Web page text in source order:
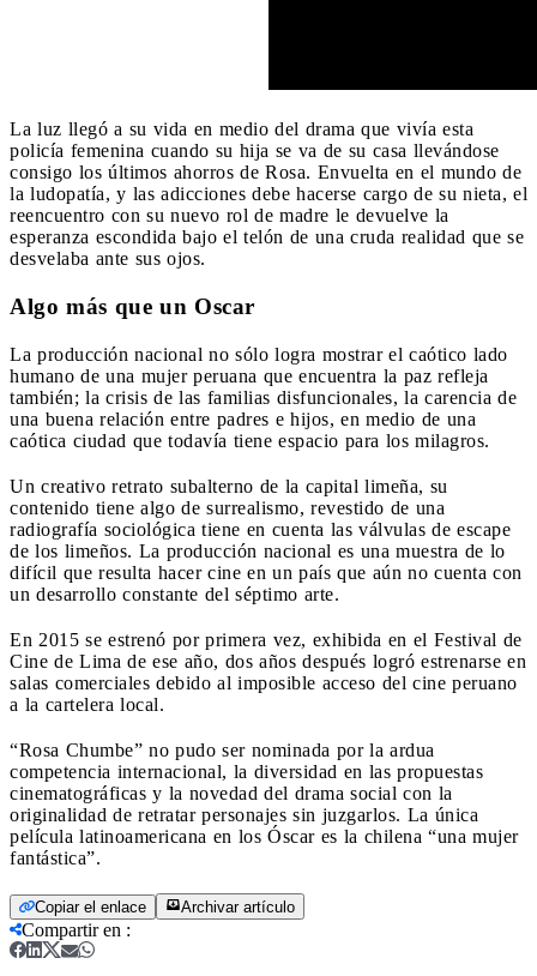
La luz llegó a su vida en medio del drama que vivía esta
policía femenina cuando su hija se va de su casa llevándose
consigo los últimos ahorros de Rosa. Envuelta en el mundo de
la ludopatía, y las adicciones debe hacerse cargo de su nieta, el
reencuentro con su nuevo rol de madre le devuelve la
esperanza escondida bajo el telón de una cruda realidad que se
desvelaba ante sus ojos.
Algo más que un Oscar
La producción nacional no sólo logra mostrar el caótico lado
humano de una mujer peruana que encuentra la paz refleja
también; la crisis de las familias disfuncionales, la carencia de
una buena relación entre padres e hijos, en medio de una
caótica ciudad que todavía tiene espacio para los milagros.
Un creativo retrato subalterno de la capital limeña, su
contenido tiene algo de surrealismo, revestido de una
radiografía sociológica tiene en cuenta las válvulas de escape
de los limeños. La producción nacional es una muestra de lo
difícil que resulta hacer cine en un país que aún no cuenta con
un desarrollo constante del séptimo arte.
En 2015 se estrenó por primera vez, exhibida en el Festival de
Cine de Lima de ese año, dos años después logró estrenarse en
salas comerciales debido al imposible acceso del cine peruano
a la cartelera local.
“Rosa Chumbe” no pudo ser nominada por la ardua
competencia internacional, la diversidad en las propuestas
cinematográficas y la novedad del drama social con la
originalidad de retratar personajes sin juzgarlos. La única
película latinoamericana en los Óscar es la chilena “una mujer
fantástica”.
Copiar el enlace Archivar artículo
Compartir en :